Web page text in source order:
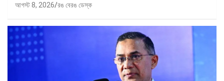
আগস্ট 8, 2026 রঙ বেরঙ ডেস্ক